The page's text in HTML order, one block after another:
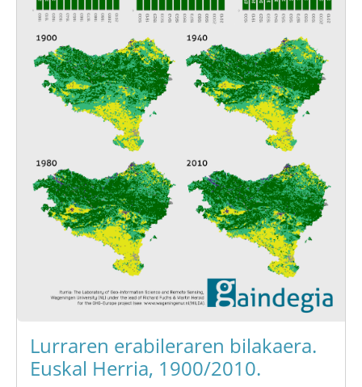
Lurraren erabileraren bilakaera.
Euskal Herria, 1900/2010.